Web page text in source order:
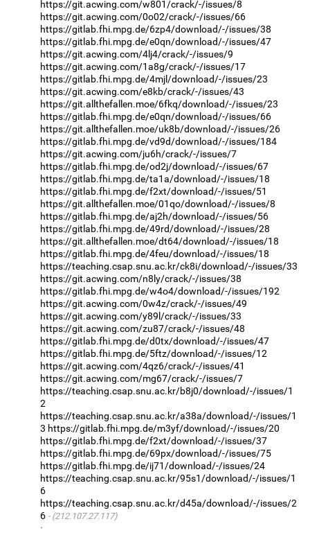
https://git.acwing.com/w801/crack/-/issues/8
https://git.acwing.com/0o02/crack/-/issues/66
https://gitlab.fhi.mpg.de/6zp4/download/-/issues/38
https://gitlab.fhi.mpg.de/e0qn/download/-/issues/47
https://git.acwing.com/4lj4/crack/-/issues/9
https://git.acwing.com/1a8g/crack/-/issues/17
https://gitlab.fhi.mpg.de/4mjl/download/-/issues/23
https://git.acwing.com/e8kb/crack/-/issues/43
https://git.allthefallen.moe/6fkq/download/-/issues/23
https://gitlab.fhi.mpg.de/e0qn/download/-/issues/66
https://git.allthefallen.moe/uk8b/download/-/issues/26
https://gitlab.fhi.mpg.de/vd9d/download/-/issues/184
https://git.acwing.com/ju6h/crack/-/issues/7
https://gitlab.fhi.mpg.de/od2j/download/-/issues/67
https://gitlab.fhi.mpg.de/ta1a/download/-/issues/18
https://gitlab.fhi.mpg.de/f2xt/download/-/issues/51
https://git.allthefallen.moe/01qo/download/-/issues/8
https://gitlab.fhi.mpg.de/aj2h/download/-/issues/56
https://gitlab.fhi.mpg.de/49rd/download/-/issues/28
https://git.allthefallen.moe/dt64/download/-/issues/18
https://gitlab.fhi.mpg.de/4feu/download/-/issues/18
https://teaching.csap.snu.ac.kr/ck8i/download/-/issues/33
https://git.acwing.com/n8ly/crack/-/issues/38
https://gitlab.fhi.mpg.de/w4o4/download/-/issues/192
https://git.acwing.com/0w4z/crack/-/issues/49
https://git.acwing.com/y89l/crack/-/issues/33
https://git.acwing.com/zu87/crack/-/issues/48
https://gitlab.fhi.mpg.de/d0tx/download/-/issues/47
https://gitlab.fhi.mpg.de/5ftz/download/-/issues/12
https://git.acwing.com/4qz6/crack/-/issues/41
https://git.acwing.com/mg67/crack/-/issues/7
https://teaching.csap.snu.ac.kr/b8j0/download/-/issues/1
2
https://teaching.csap.snu.ac.kr/a38a/download/-/issues/1
3 https://gitlab.fhi.mpg.de/m3yf/download/-/issues/20
https://gitlab.fhi.mpg.de/f2xt/download/-/issues/37
https://gitlab.fhi.mpg.de/69px/download/-/issues/75
https://gitlab.fhi.mpg.de/ij71/download/-/issues/24
https://teaching.csap.snu.ac.kr/95s1/download/-/issues/1
6
https://teaching.csap.snu.ac.kr/d45a/download/-/issues/2
6
(212.107.27.117)
·